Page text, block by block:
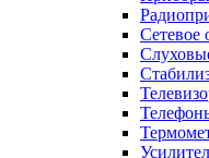
Сетевое